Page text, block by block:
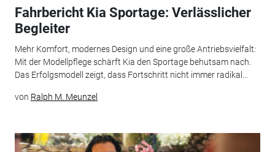
Fahrbericht Kia Sportage: Verlässlicher
Begleiter
Mehr Komfort, modernes Design und eine große Antriebsvielfalt:
Mit der Modellpflege schärft Kia den Sportage behutsam nach.
Das Erfolgsmodell zeigt, dass Fortschritt nicht immer radikal...
von Ralph M. Meunzel